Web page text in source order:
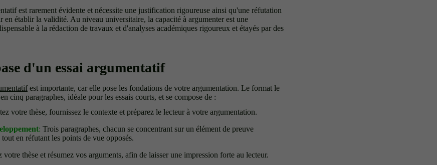
est rarement évidente et nécessite une justification rigoureuse ainsi qu'une réfutation
en établir la validité. Au niveau universitaire, la capacité à argumenter est une
à la rédaction de travaux et d'analyses académiques rigoureux et étayés par des
d'un essai argumentatif
est importante, car elle pose les fondations de votre argumentation. Le format le
cinq paragraphes, idéale pour les essais courts, et se compose de :
votre thèse, fournissez le contexte et préparez le lecteur à votre argumentation.
: Trois paragraphes, chacun se concentrant sur un élément de preuve
en réfutant les points de vue opposés.
votre thèse et résumez vos arguments, afin de laisser une impression forte au lecteur.